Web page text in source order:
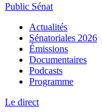
Public Sénat
Actualités
Sénatoriales 2026
Émissions
Documentaires
Podcasts
Programme
Le direct